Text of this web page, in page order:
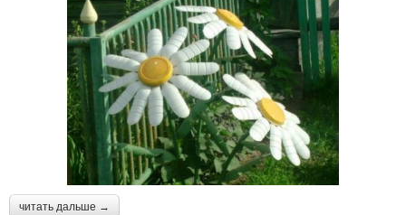
читать дальше →